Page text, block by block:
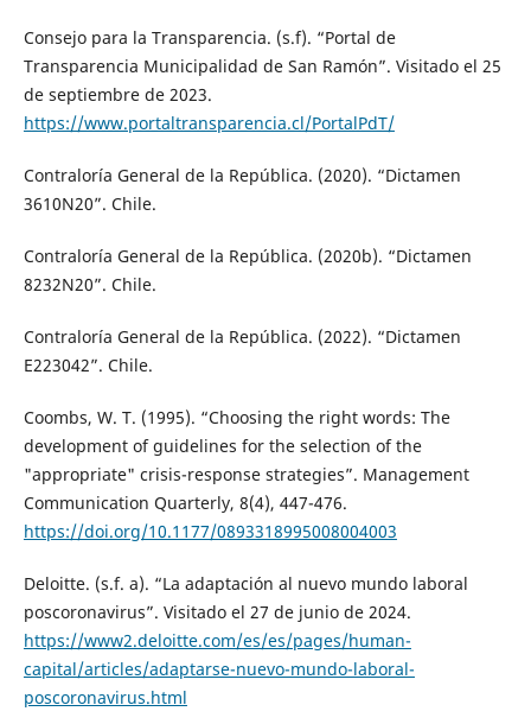
Consejo para la Transparencia. (s.f). “Portal de
Transparencia Municipalidad de San Ramón”. Visitado el 25
de septiembre de 2023.
https://www.portaltransparencia.cl/PortalPdT/
Contraloría General de la República. (2020). “Dictamen
3610N20”. Chile.
Contraloría General de la República. (2020b). “Dictamen
8232N20”. Chile.
Contraloría General de la República. (2022). “Dictamen
E223042”. Chile.
Coombs, W. T. (1995). “Choosing the right words: The
development of guidelines for the selection of the
"appropriate" crisis-response strategies”. Management
Communication Quarterly, 8(4), 447-476.
https://doi.org/10.1177/0893318995008004003
Deloitte. (s.f. a). “La adaptación al nuevo mundo laboral
poscoronavirus”. Visitado el 27 de junio de 2024.
https://www2.deloitte.com/es/es/pages/human-
capital/articles/adaptarse-nuevo-mundo-laboral-
poscoronavirus.html